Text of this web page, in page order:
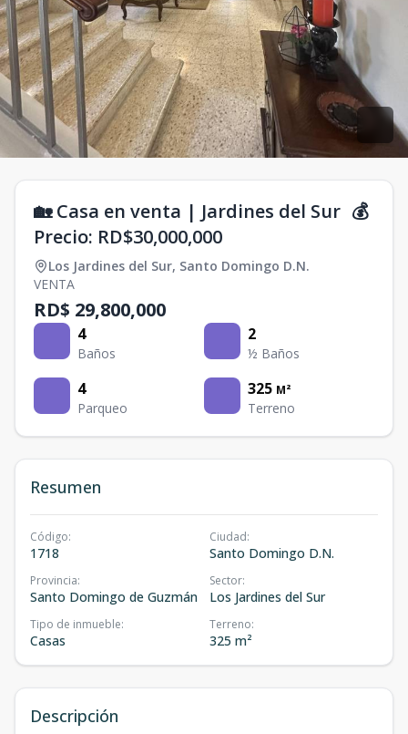
🏡 Casa en venta | Jardines del Sur 💰
Precio: RD$30,000,000
Los Jardines del Sur, Santo Domingo D.N.
VENTA
RD$ 29,800,000
4
Baños
2
½ Baños
4
Parqueo
325 M²
Terreno
Resumen
Código:
1718
Ciudad:
Santo Domingo D.N.
Provincia:
Santo Domingo de Guzmán
Sector:
Los Jardines del Sur
Tipo de inmueble:
Casas
Terreno:
325 m²
Descripción